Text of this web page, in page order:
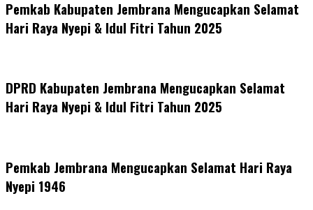
Pemkab Kabupaten Jembrana Mengucapkan Selamat
Hari Raya Nyepi & Idul Fitri Tahun 2025
DPRD Kabupaten Jembrana Mengucapkan Selamat
Hari Raya Nyepi & Idul Fitri Tahun 2025
Pemkab Jembrana Mengucapkan Selamat Hari Raya
Nyepi 1946